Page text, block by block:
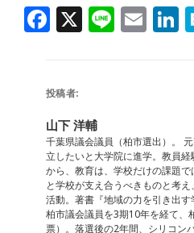
F
e
b
o
o
k
X Li E
投稿者:
山下 洋輔
千葉県議会議員（柏市選出）。
立したいと大学院に進学。教員
から、教育は、学校だけの課題
と学校が支え合うべきものと考
活動。著書『地域の力を引き出
柏市議会議員を3期10年を経て、
票）。落選後の2年間、シリコン